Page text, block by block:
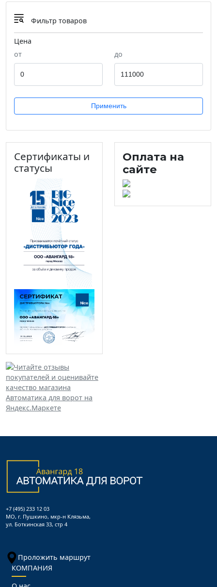
Фильтр товаров
Цена
от
до
Применить
Сертификаты и
статусы
Оплата на
сайте
+7 (495) 233 12 03
МО, г. Пушкино, мкр-н Клязьма,
ул. Боткинская 33, стр 4
Проложить маршрут
КОМПАНИЯ